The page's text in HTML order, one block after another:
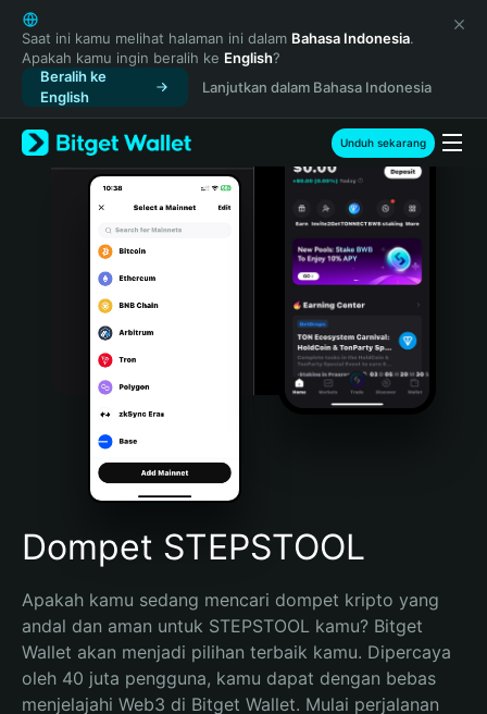
English
日本語
Tiếng Việt
Русский
Español (Latinoamérica)
Türkçe
Italiano
Português (Portugal)
Bahasa Indonesia
Português (Brasil)
Español (Argentina)
Saat ini kamu melihat halaman ini dalam Bahasa Indonesia.
Apakah kamu ingin beralih ke English?
Beralih ke
English
Lanjutkan dalam Bahasa Indonesia
Unduh sekarang
Dompet STEPSTOOL
Apakah kamu sedang mencari dompet kripto yang
andal dan aman untuk STEPSTOOL kamu? Bitget
Wallet akan menjadi pilihan terbaik kamu. Dipercaya
oleh 40 juta pengguna, kamu dapat dengan bebas
menjelajahi Web3 di Bitget Wallet. Mulai perjalanan